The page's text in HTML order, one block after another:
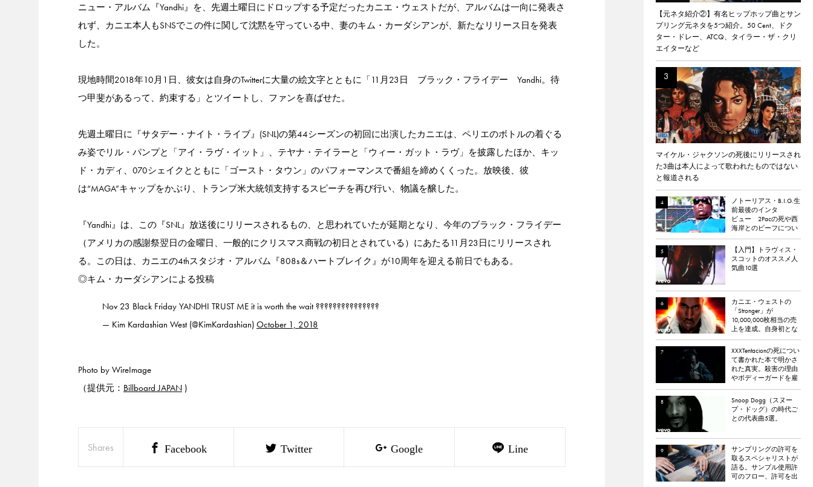
ニュー・アルバム『Yandhi』を、先週土曜日にドロップする予定だったカニエ・ウェストだが、アルバムは一向に発表さ
れず、カニエ本人もSNSでこの件に関して沈黙を守っている中、妻のキム・カーダシアンが、新たなリリース日を発表
した。
現地時間2018年10月1日、彼女は自身のTwitterに大量の絵文字とともに「11月23日 ブラック・フライデー Yandhi。待
つ甲斐があるって、約束する」とツイートし、ファンを喜ばせた。
先週土曜日に『サタデー・ナイト・ライブ』(SNL)の第44シーズンの初回に出演したカニエは、ペリエのボトルの着ぐる
み姿でリル・パンプと「アイ・ラヴ・イット」、テヤナ・テイラーと「ウィー・ガット・ラヴ」を披露したほか、キッ
ド・カディ、070シェイクとともに「ゴースト・タウン」のパフォーマンスで番組を締めくくった。放映後、彼
は“MAGA”キャップをかぶり、トランプ米大統領支持するスピーチを再び行い、物議を醸した。
『Yandhi』は、この『SNL』放送後にリリースされるもの、と思われていたが延期となり、今年のブラック・フライデー
（アメリカの感謝祭翌日の金曜日、一般的にクリスマス商戦の初日とされている）にあたる11月23日にリリースされ
る。この日は、カニエの4thスタジオ・アルバム『808s＆ハートブレイク』が10周年を迎える前日でもある。
◎キム・カーダシアンによる投稿
Nov 23 Black Friday YANDHI TRUST ME it is worth the wait ???????????????
— Kim Kardashian West (@KimKardashian) October 1, 2018
Photo by WireImage
（提供元： Billboard JAPAN )
Shares Facebook Twitter Google Line
【元ネタ紹介②】有名ヒップホップ曲とサン
プリング元ネタを5つ紹介。50 Cent、ドク
ター・ドレー、ATCQ、タイラー・ザ・クリ
エイターなど
マイケル・ジャクソンの死後にリリースされ
た3曲は本人によって歌われたものではない
と報道される
ノトーリアス・B.I.G.生
前最後のインタ
ビュー 2Pacの死や西
海岸とのビーフについ
て語る
【入門】トラヴィス・
スコットのオススメ人
気曲10選
カニエ・ウェストの
「Stronger」が
10,000,000枚相当の売
上を達成。自身初とな
るダイヤモンド認定
XXXTentacionの死につい
て書かれた本で明かさ
れた真実。殺害の理由
やボディーガードを雇
Snoop Dogg（スヌー
プ・ドッグ）の時代ご
との代表曲5選。
サンプリングの許可を
取るスペシャリストが
語る。サンプル使用許
可のフロー、許可を出